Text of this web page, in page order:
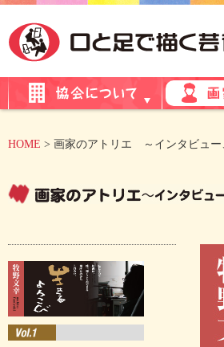
HOME > 画家のアトリエ ～インタビュ